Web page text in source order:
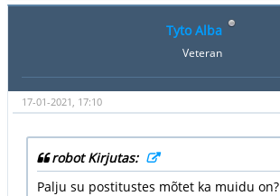
Tyto Alba
Veteran
17-01-2021, 17:10
robot Kirjutas:
Palju su postitustes mõtet ka muidu on?